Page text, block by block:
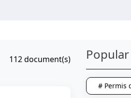
112document(s)
# Permis